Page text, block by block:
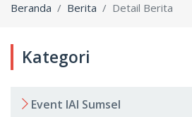
Beranda Berita Detail Berita
Kategori
Event IAI Sumsel